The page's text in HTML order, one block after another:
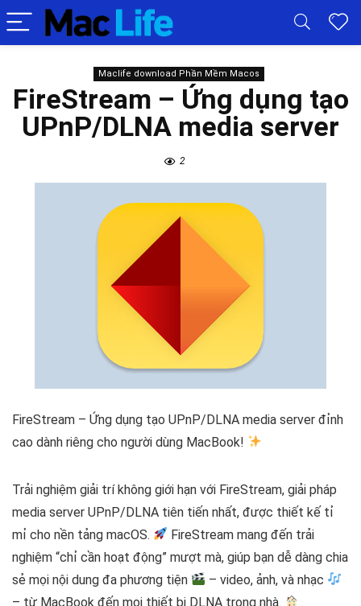
Maclife download Phần Mềm Macos
FireStream – Ứng dụng tạo
UPnP/DLNA media server
2
FireStream – Ứng dụng tạo UPnP/DLNA media server đỉnh
cao dành riêng cho người dùng MacBook!
Trải nghiệm giải trí không giới hạn với FireStream, giải pháp
media server UPnP/DLNA tiên tiến nhất, được thiết kế tỉ
mỉ cho nền tảng macOS.
FireStream mang đến trải
nghiệm “chỉ cần hoạt động” mượt mà, giúp bạn dễ dàng chia
sẻ mọi nội dung đa phương tiện
– video, ảnh, và nhạc
– từ MacBook đến mọi thiết bị DLNA trong nhà.